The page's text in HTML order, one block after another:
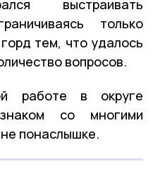
выстраивать
только
тем, что удалось
вопросов.
работе в округе
со многими
понаслышке.